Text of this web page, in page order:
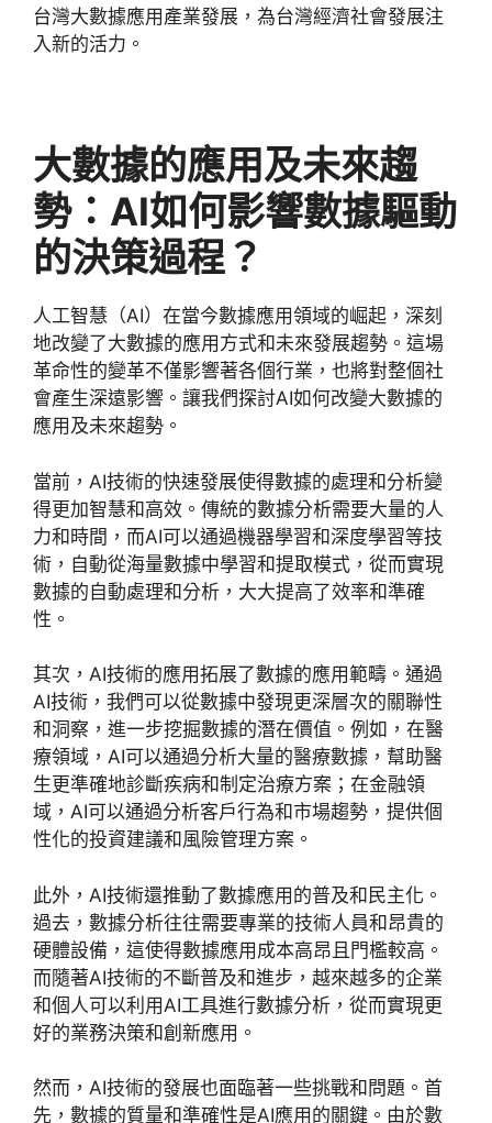
台灣大數據應用產業發展，為台灣經濟社會發展注
入新的活力。
大數據的應用及未來趨
勢： AI如何影響數據驅動
的決策過程？
人工智慧（AI）在當今數據應用領域的崛起，深刻
地改變了大數據的應用方式和未來發展趨勢。這場
革命性的變革不僅影響著各個行業，也將對整個社
會產生深遠影響。讓我們探討AI如何改變大數據的
應用及未來趨勢。
當前， AI技術的快速發展使得數據的處理和分析變
得更加智慧和高效。傳統的數據分析需要大量的人
力和時間，而AI可以通過機器學習和深度學習等技
術，自動從海量數據中學習和提取模式，從而實現
數據的自動處理和分析，大大提高了效率和準確
性。
其次， AI技術的應用拓展了數據的應用範疇。通過
AI技術，我們可以從數據中發現更深層次的關聯性
和洞察，進一步挖掘數據的潛在價值。例如，在醫
療領域， AI可以通過分析大量的醫療數據，幫助醫
生更準確地診斷疾病和制定治療方案；在金融領
域， AI可以通過分析客戶行為和市場趨勢，提供個
性化的投資建議和風險管理方案。
此外， AI技術還推動了數據應用的普及和民主化。
過去，數據分析往往需要專業的技術人員和昂貴的
硬體設備，這使得數據應用成本高昂且門檻較高。
而隨著AI技術的不斷普及和進步，越來越多的企業
和個人可以利用AI工具進行數據分析，從而實現更
好的業務決策和創新應用。
然而， AI技術的發展也面臨著一些挑戰和問題。首
先，數據的質量和準確性是AI應用的關鍵。由於數